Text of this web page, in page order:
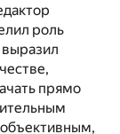
роль
прямо